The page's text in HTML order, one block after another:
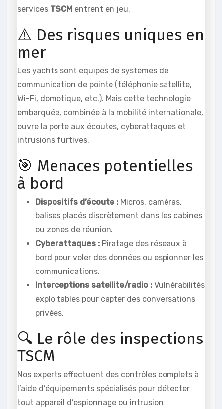
services TSCM entrent en jeu.
⚠️ Des risques uniques en
mer
Les yachts sont équipés de systèmes de
communication de pointe (téléphonie satellite,
Wi-Fi, domotique, etc.). Mais cette technologie
embarquée, combinée à la mobilité internationale,
ouvre la porte aux écoutes, cyberattaques et
intrusions furtives.
🎯 Menaces potentielles
à bord
Dispositifs d’écoute : Micros, caméras,
balises placés discrètement dans les cabines
ou zones de réunion.
Cyberattaques : Piratage des réseaux à
bord pour voler des données ou espionner les
communications.
Interceptions satellite/radio : Vulnérabilités
exploitables pour capter des conversations
privées.
🔍 Le rôle des inspections
TSCM
Nos experts effectuent des contrôles complets à
l’aide d’équipements spécialisés pour détecter
tout appareil d’espionnage ou intrusion